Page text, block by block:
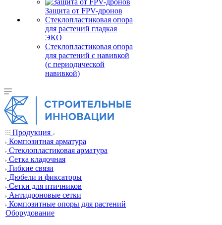
Защита от FPV-дронов
Стеклопластиковая опора
для растений гладкая
ЭКО
Стеклопластиковая опора
для растений с навивкой
(с периодической
навивкой)
Продукция
Композитная арматура
Cтеклопластиковая арматура
Сетка кладочная
Гибкие связи
Дюбели и фиксаторы
Сетки для птичников
Антидроновые сетки
Композитные опоры для растений
Оборудование